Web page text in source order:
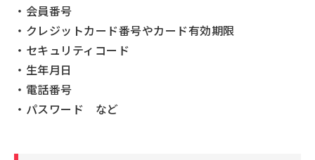
・会員番号
・クレジットカード番号やカード有効期限
・セキュリティコード
・生年月日
・電話番号
・パスワード など